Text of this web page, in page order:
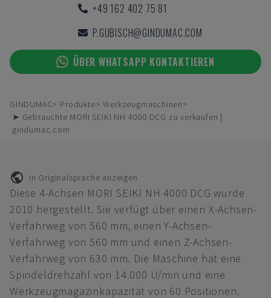
+49 162 402 75 81
P.GUBISCH@GINDUMAC.COM
ÜBER WHATSAPP KONTAKTIEREN
GINDUMAC Produkte
Werkzeugmaschinen
➤ Gebrauchte MORI SEIKI NH 4000 DCG zu verkaufen |
gindumac.com
In Originalsprache anzeigen
Diese 4-Achsen MORI SEIKI NH 4000 DCG wurde
2010 hergestellt. Sie verfügt über einen X-Achsen-
Verfahrweg von 560 mm, einen Y-Achsen-
Verfahrweg von 560 mm und einen Z-Achsen-
Verfahrweg von 630 mm. Die Maschine hat eine
Spindeldrehzahl von 14.000 U/min und eine
Werkzeugmagazinkapazität von 60 Positionen.